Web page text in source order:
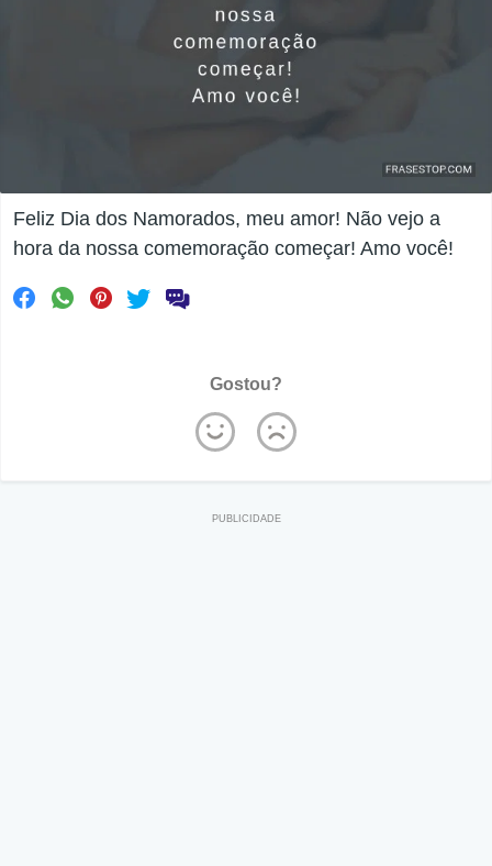
Feliz Dia dos Namorados, meu amor! Não vejo a
hora da nossa comemoração começar! Amo você!
Gostou?